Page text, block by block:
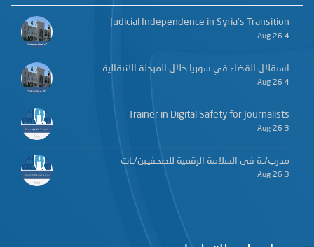
Judicial Independence in Syria’s Transition
4 Aug 26
استقلال القضاء في سوريا خلال المرحلة الانتقالية
4 Aug 26
Trainer in Digital Safety for Journalists
3 Aug 26
مدرب/ـة في السلامة الرقمية للصحفيين/ـات
3 Aug 26